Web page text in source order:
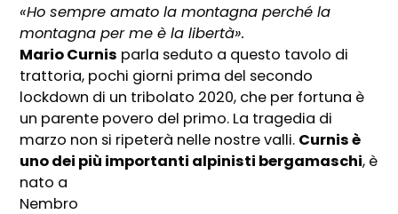
«Ho sempre amato la montagna perché la
montagna per me è la libertà».
Mario Curnis parla seduto a questo tavolo di
trattoria, pochi giorni prima del secondo
lockdown di un tribolato 2020, che per fortuna è
un parente povero del primo. La tragedia di
marzo non si ripeterà nelle nostre valli. Curnis è
uno dei più importanti alpinisti bergamaschi, è
nato a
Nembro